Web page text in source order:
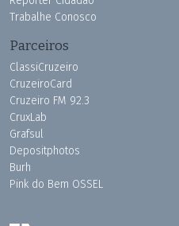
Trabalhe Conosco
Parceiros
ClassiCruzeiro
CruzeiroCard
Cruzeiro FM 92.3
CruxLab
Grafsul
Depositphotos
Burh
Pink do Bem OSSEL